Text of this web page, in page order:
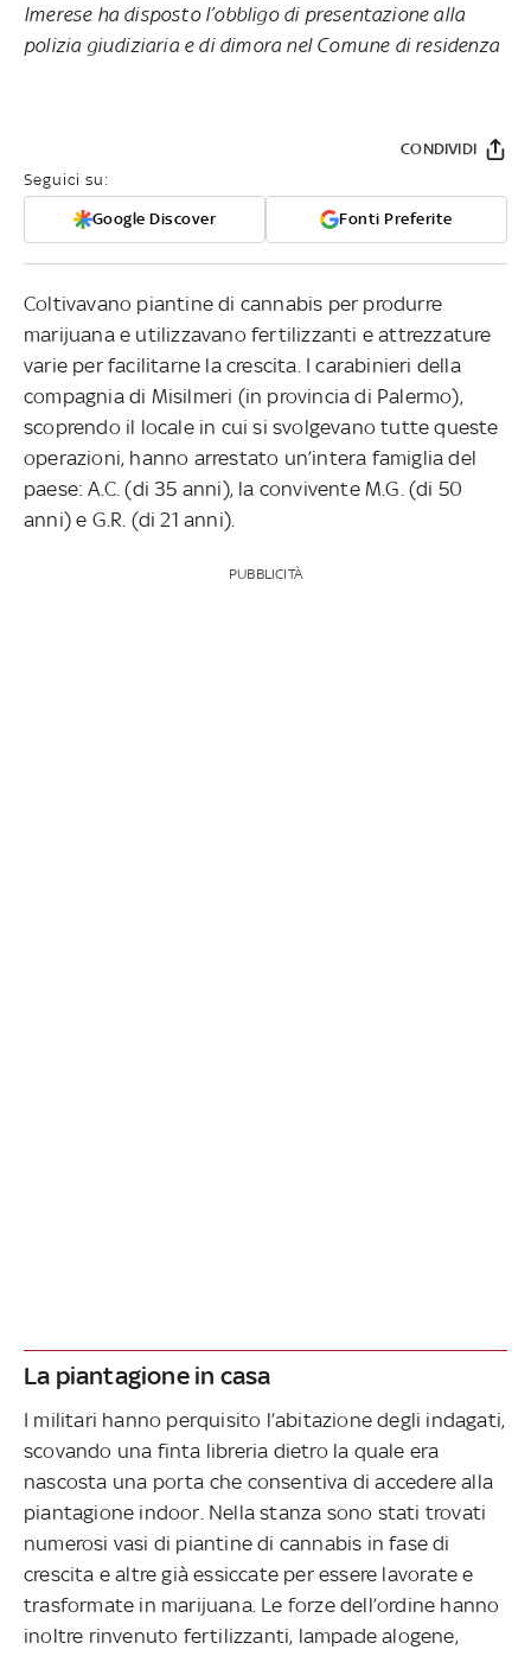
Imerese ha disposto l’obbligo di presentazione alla
polizia giudiziaria e di dimora nel Comune di residenza
Seguici su:
Google Discover Fonti Preferite
CONDIVIDI
Coltivavano piantine di cannabis per produrre
marijuana e utilizzavano fertilizzanti e attrezzature
varie per facilitarne la crescita. I carabinieri della
compagnia di Misilmeri (in provincia di Palermo),
scoprendo il locale in cui si svolgevano tutte queste
operazioni, hanno arrestato un’intera famiglia del
paese: A.C. (di 35 anni), la convivente M.G. (di 50
anni) e G.R. (di 21 anni).
PUBBLICITÀ
La piantagione in casa
I militari hanno perquisito l’abitazione degli indagati,
scovando una finta libreria dietro la quale era
nascosta una porta che consentiva di accedere alla
piantagione indoor. Nella stanza sono stati trovati
numerosi vasi di piantine di cannabis in fase di
crescita e altre già essiccate per essere lavorate e
trasformate in marijuana. Le forze dell’ordine hanno
inoltre rinvenuto fertilizzanti, lampade alogene,